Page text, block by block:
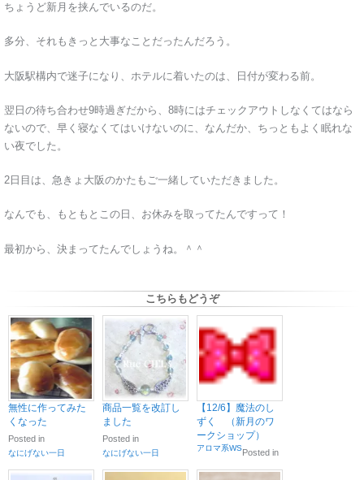
ちょうど新月を挟んでいるのだ。
多分、それもきっと大事なことだったんだろう。
大阪駅構内で迷子になり、ホテルに着いたのは、日付が変わる前。
翌日の待ち合わせ9時過ぎだから、8時にはチェックアウトしなくてはなら
ないので、早く寝なくてはいけないのに、なんだか、ちっともよく眠れな
い夜でした。
2日目は、急きょ大阪のかたもご一緒していただきました。
なんでも、もともとこの日、お休みを取ってたんですって！
最初から、決まってたんでしょうね。＾＾
こちらもどうぞ
無性に作ってみた
くなった
Posted in
なにげない一日
商品一覧を改訂し
ました
Posted in
なにげない一日
【12/6】魔法のし
ずく （新月のワ
ークショップ）
Posted in
アロマ系WS